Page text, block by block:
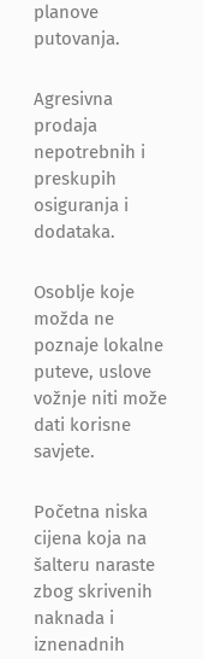
planove
putovanja.
Agresivna
prodaja
nepotrebnih i
preskupih
osiguranja i
dodataka.
Osoblje koje
možda ne
poznaje lokalne
puteve, uslove
vožnje niti može
dati korisne
savjete.
Početna niska
cijena koja na
šalteru naraste
zbog skrivenih
naknada i
iznenadnih